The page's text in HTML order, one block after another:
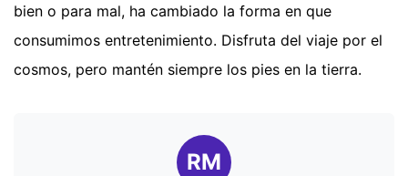
bien o para mal, ha cambiado la forma en que
consumimos entretenimiento. Disfruta del viaje por el
cosmos, pero mantén siempre los pies en la tierra.
RM